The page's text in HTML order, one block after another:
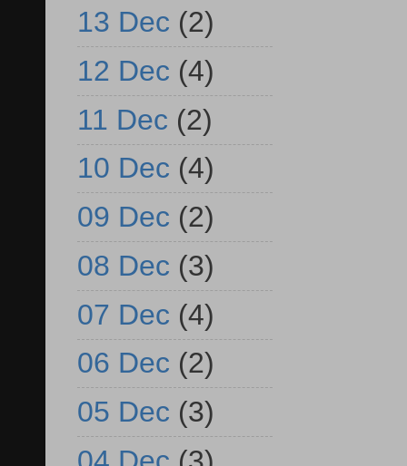
13 Dec (2)
12 Dec (4)
11 Dec (2)
10 Dec (4)
09 Dec (2)
08 Dec (3)
07 Dec (4)
06 Dec (2)
05 Dec (3)